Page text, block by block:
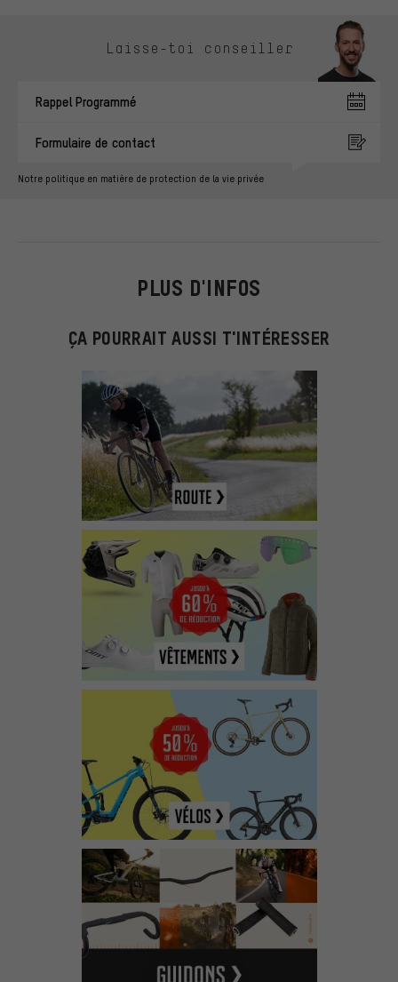
Laisse-toi conseiller
Rappel Programmé
Formulaire de contact
Notre politique en matière de protection de la vie privée
PLUS D'INFOS
ÇA POURRAIT AUSSI T'INTÉRESSER